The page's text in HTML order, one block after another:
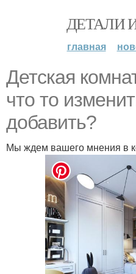
ДЕТАЛИ
главная
Детская
что то
добавить?
Мы ждем вашего мнения в